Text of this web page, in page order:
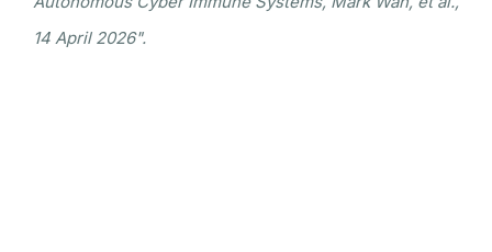
14 April 2026".